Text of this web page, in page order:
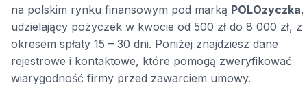
na polskim rynku finansowym pod marką POLOzyczka,
udzielający pożyczek w kwocie od 500 zł do 8 000 zł, z
okresem spłaty 15 – 30 dni. Poniżej znajdziesz dane
rejestrowe i kontaktowe, które pomogą zweryfikować
wiarygodność firmy przed zawarciem umowy.